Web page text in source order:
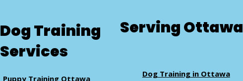
Dog Training
Services
Puppy Training Ottawa
Serving Ottawa
Dog Training in Ottawa